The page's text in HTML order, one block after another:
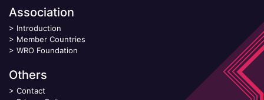
Association
> Introduction
> Member Countries
> WRO Foundation
Others
> Contact